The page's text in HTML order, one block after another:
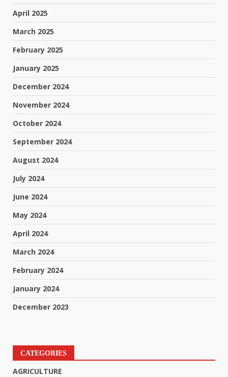
April 2025
March 2025
February 2025
January 2025
December 2024
November 2024
October 2024
September 2024
August 2024
July 2024
June 2024
May 2024
April 2024
March 2024
February 2024
January 2024
December 2023
CATEGORIES
AGRICULTURE